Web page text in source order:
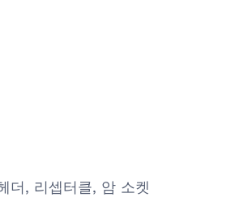
더, 리셉터클, 암 소켓